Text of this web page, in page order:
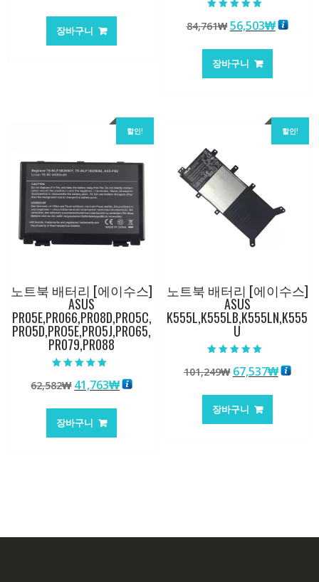
가
격:
장바구니
5.00
로 평가됨
84,761₩ 원
가
격:
56,503₩현
장바구니
할인!
노트북 배터리 [에이수스]
ASUS
PR05E,PR066,PR08D,PRO5C,
PRO5D,PRO5E,PRO5J,PRO65,
PR079,PR088
5.00
로 평가됨
62,582₩ 원
가
격:
41,763₩현
장바구니
할인!
노트북 배터리 [에이수스]
ASUS
K555L,K555LB,K555LN,K555
U
5.00
로 평가됨
101,249₩ 원
가
격:
67,537₩현
장바구니